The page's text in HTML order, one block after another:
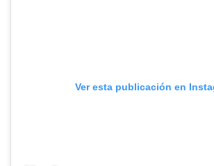
Ver esta publicación en